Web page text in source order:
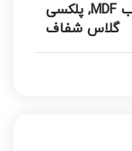
, پلکسی
گلاس شفاف